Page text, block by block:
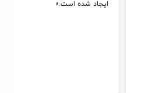
ایجاد شده است.»